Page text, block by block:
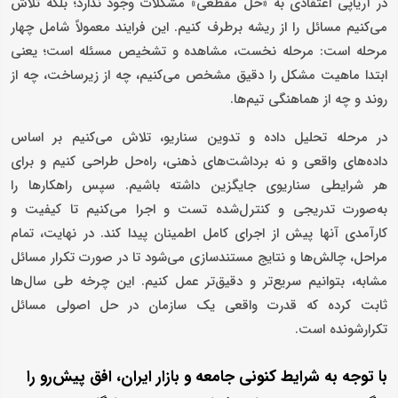
می‌کنیم مسائل را از ریشه برطرف کنیم. این فرایند معمولاً شامل چهار
مرحله است: مرحله نخست، مشاهده و تشخیص مسئله است؛ یعنی
ابتدا ماهیت مشکل را دقیق مشخص می‌کنیم، چه از زیرساخت، چه از
روند و چه از هماهنگی تیم‌ها.
در مرحله تحلیل داده و تدوین سناریو، تلاش می‌کنیم بر اساس
داده‌های واقعی و نه برداشت‌های ذهنی، راه‌حل طراحی کنیم و برای
هر شرایطی سناریوی جایگزین داشته باشیم. سپس راهکارها را
به‌صورت تدریجی و کنترل‌شده تست و اجرا می‌کنیم تا کیفیت و
کارآمدی آنها پیش از اجرای کامل اطمینان پیدا کند. در نهایت، تمام
مراحل، چالش‌ها و نتایج مستندسازی می‌شود تا در صورت تکرار مسائل
مشابه، بتوانیم سریع‌تر و دقیق‌تر عمل کنیم. این چرخه طی سال‌ها
ثابت کرده که قدرت واقعی یک سازمان در حل اصولی مسائل
تکرارشونده است.
با توجه به شرایط کنونی جامعه و بازار ایران، افق پیش‌رو را